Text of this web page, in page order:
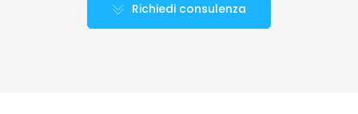
Richiedi consulenza